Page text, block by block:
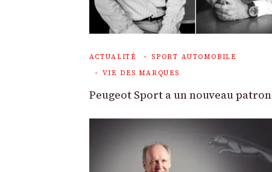
ACTUALITÉ
SPORT AUTOMOBILE
VIE DES MARQUES
Peugeot Sport a un nouveau patron